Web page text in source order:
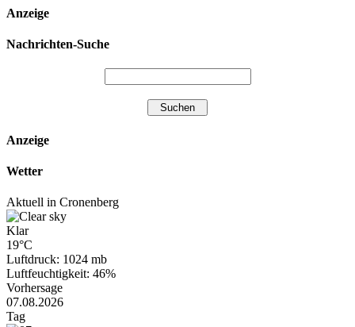
Anzeige
Nachrichten-Suche
Anzeige
Wetter
Aktuell in Cronenberg
Klar
19°C
Luftdruck: 1024 mb
Luftfeuchtigkeit: 46%
Vorhersage
07.08.2026
Tag